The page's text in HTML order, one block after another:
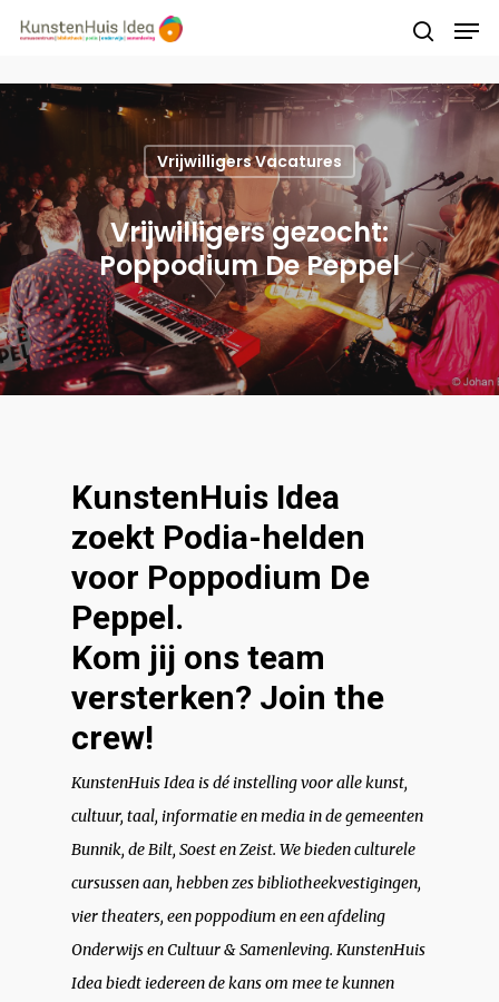
Druk op Enter om te starten met zoeken of
druk op ESC om te sluiten
Vrijwilligers Vacatures
Vrijwilligers gezocht:
Poppodium De Peppel
KunstenHuis Idea
zoekt Podia-helden
voor Poppodium De
Peppel.
Kom jij ons team
versterken? Join the
crew!
KunstenHuis Idea is dé instelling voor alle kunst,
cultuur, taal, informatie en media in de gemeenten
Bunnik, de Bilt, Soest en Zeist. We bieden culturele
cursussen aan, hebben zes bibliotheekvestigingen,
vier theaters, een poppodium en een afdeling
Onderwijs en Cultuur & Samenleving. KunstenHuis
Idea biedt iedereen de kans om mee te kunnen